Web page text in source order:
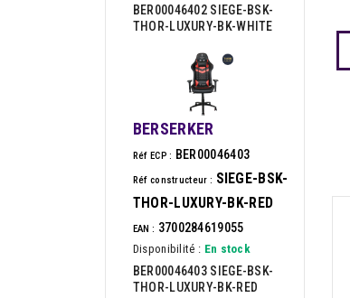
BER00046402 SIEGE-BSK-
THOR-LUXURY-BK-WHITE
BERSERKER
Réf ECP : BER00046403
Réf constructeur : SIEGE-BSK-
THOR-LUXURY-BK-RED
EAN : 3700284619055
Disponibilité : En stock
BER00046403 SIEGE-BSK-
THOR-LUXURY-BK-RED